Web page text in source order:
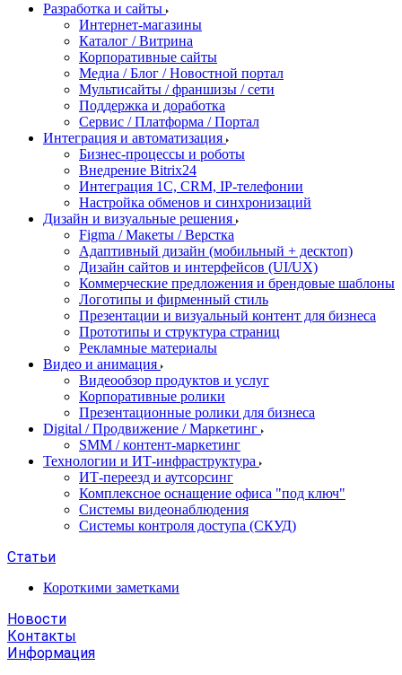
Разработка и сайты
Интернет-магазины
Каталог / Витрина
Корпоративные сайты
Медиа / Блог / Новостной портал
Мультисайты / франшизы / сети
Поддержка и доработка
Сервис / Платформа / Портал
Интеграция и автоматизация
Бизнес-процессы и роботы
Внедрение Bitrix24
Интеграция 1С, CRM, IP-телефонии
Настройка обменов и синхронизаций
Дизайн и визуальные решения
Figma / Макеты / Верстка
Адаптивный дизайн (мобильный + десктоп)
Дизайн сайтов и интерфейсов (UI/UX)
Коммерческие предложения и брендовые шаблоны
Логотипы и фирменный стиль
Презентации и визуальный контент для бизнеса
Прототипы и структура страниц
Рекламные материалы
Видео и анимация
Видеообзор продуктов и услуг
Корпоративные ролики
Презентационные ролики для бизнеса
Digital / Продвижение / Маркетинг
SMM / контент-маркетинг
Технологии и ИТ-инфраструктура
ИТ-переезд и аутсорсинг
Комплексное оснащение офиса "под ключ"
Системы видеонаблюдения
Системы контроля доступа (СКУД)
Статьи
Короткими заметками
Новости
Контакты
Информация